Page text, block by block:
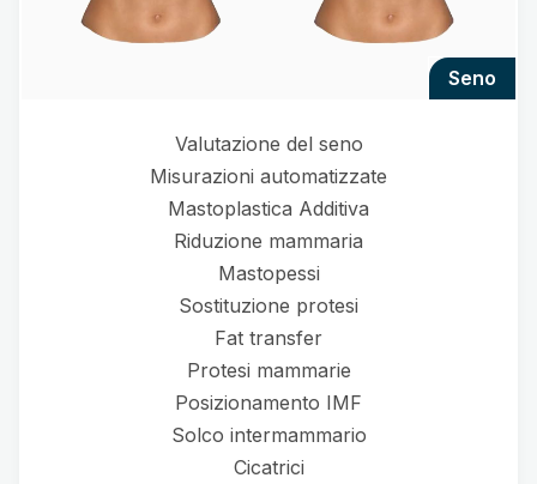
seno
Valutazione del seno
Misurazioni automatizzate
Mastoplastica Additiva
Riduzione mammaria
Mastopessi
Sostituzione protesi
Fat transfer
Protesi mammarie
Posizionamento IMF
Solco intermammario
Cicatrici